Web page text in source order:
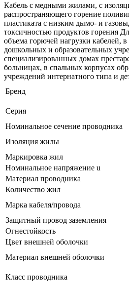
Кабель с медными жилами, с
распространяющего горение
пластиката с низким дымо- и
токсичностью продуктов горения
объема горючей нагрузки кабелей, в
дошкольных и образовательных
специализированных домах
больницах, в спальных корпусах
учреждений интернатного типа и
Бренд
Серия
Номинальное сечение проводника
Изоляция жилы
Маркировка жил
Номинальное напряжение u
Материал проводника
Количество жил
Марка кабеля/провода
Защитный провод заземления
Огнестойкость
Цвет внешней оболочки
Материал внешней оболочки
Класс проводника